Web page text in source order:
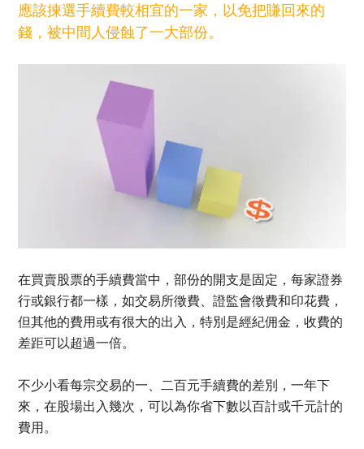
應該揀選手續費較相宜的一家，以免把賺回來的
錢，被中間人侵蝕了一大部份。
在買賣股票的手續費當中，部份的開支是固定，每家證券
行或銀行都一樣，如交易所徵費、證監會徵費和印花費，
但其他的費用或有很大的出入，特別是經紀佣金，收費的
差距可以超過一倍。
不少小看每宗交易的一、二百元手續費的差別，一年下
來，在股場出入幾次，可以為你省下數以百計或千元計的
費用。